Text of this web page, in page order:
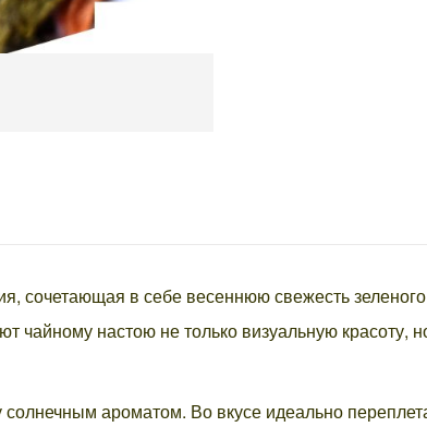
сочетающая в себе весеннюю свежесть
чайному настою не только визуальную красоту,
ароматом. Во вкусе идеально